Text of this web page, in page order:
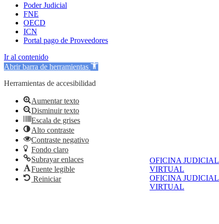
OFICINA JUDICIAL
VIRTUAL
OFICINA JUDICIAL
VIRTUAL
Poder Judicial
FNE
OECD
ICN
Portal pago de Proveedores
Ir al contenido
Abrir barra de herramientas
Herramientas de accesibilidad
Aumentar texto
Disminuir texto
Escala de grises
Alto contraste
Contraste negativo
Fondo claro
Subrayar enlaces
Fuente legible
Reiniciar